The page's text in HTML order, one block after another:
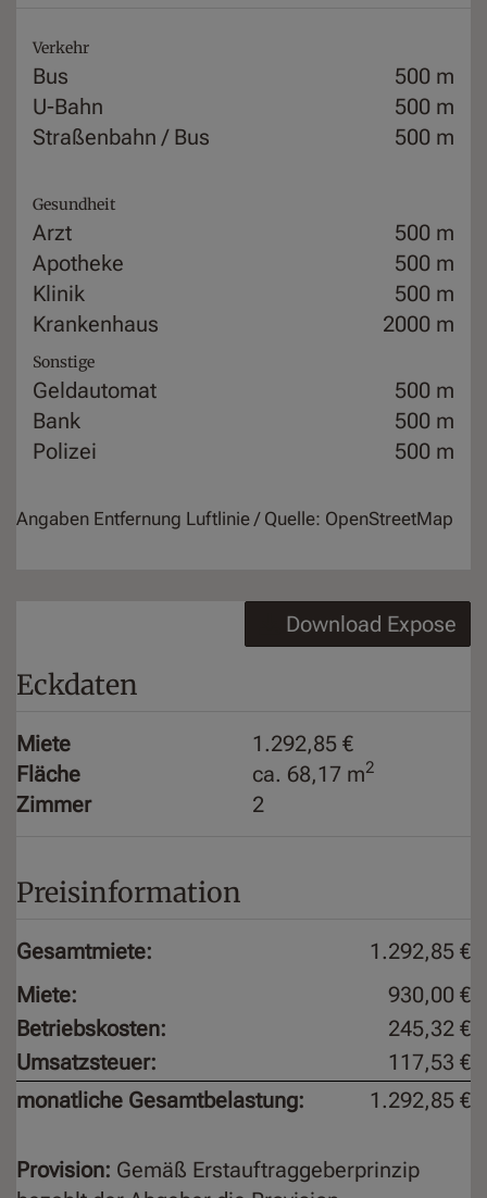
Verkehr
Bus
500 m
U-Bahn
500 m
Straßenbahn / Bus
500 m
Gesundheit
Arzt
500 m
Apotheke
500 m
Klinik
500 m
Krankenhaus
2000 m
Sonstige
Geldautomat
500 m
Bank
500 m
Polizei
500 m
Angaben Entfernung Luftlinie / Quelle: OpenStreetMap
Download Expose
Eckdaten
Miete
1.292,85 €
Fläche
ca. 68,17 m2
Zimmer 2
Preisinformation
Gesamtmiete:
1.292,85 €
Miete:
930,00 €
Betriebskosten:
245,32 €
Umsatzsteuer:
117,53 €
monatliche Gesamtbelastung:
1.292,85 €
Provision: Gemäß Erstauftraggeberprinzip